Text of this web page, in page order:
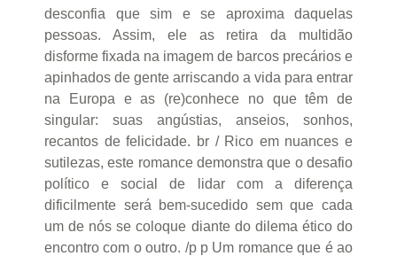
desconfia que sim e se aproxima daquelas
pessoas. Assim, ele as retira da multidão
disforme fixada na imagem de barcos precários e
apinhados de gente arriscando a vida para entrar
na Europa e as (re)conhece no que têm de
singular: suas angústias, anseios, sonhos,
recantos de felicidade. br / Rico em nuances e
sutilezas, este romance demonstra que o desafio
político e social de lidar com a diferença
dificilmente será bem-sucedido sem que cada
um de nós se coloque diante do dilema ético do
encontro com o outro. /p p Um romance que é ao